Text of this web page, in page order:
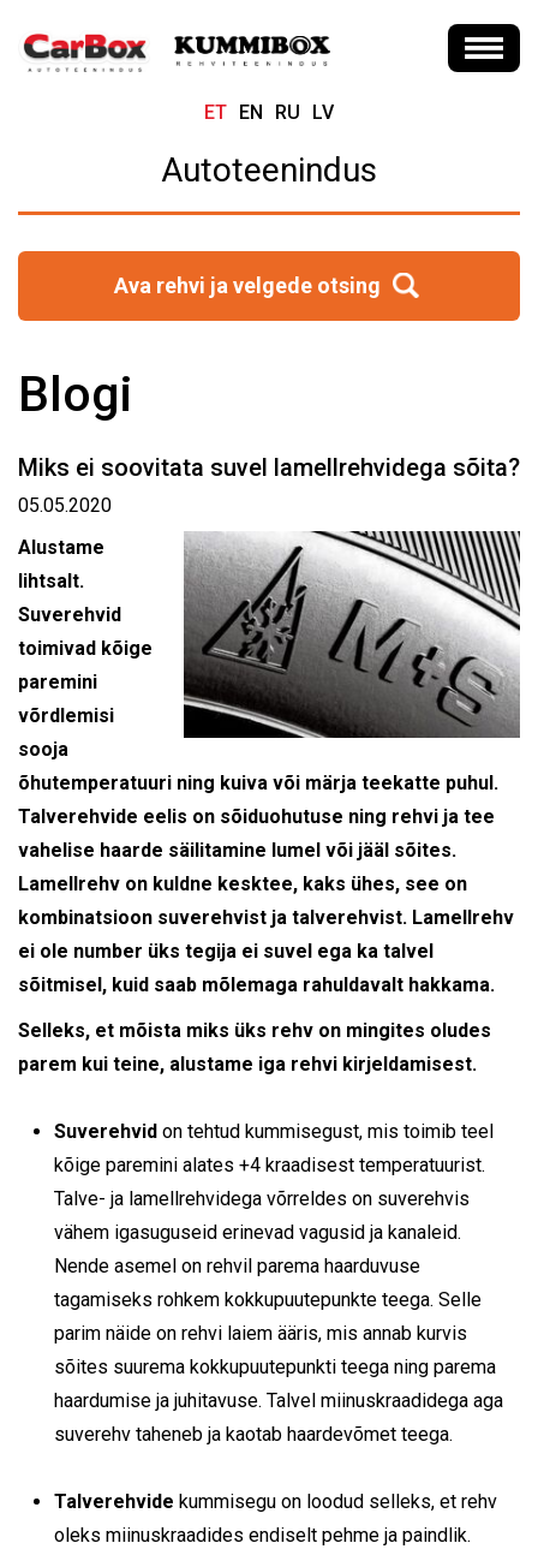
ET EN RU LV
Autoteenindus
Ava rehvi ja velgede otsing
Blogi
Miks ei soovitata suvel lamellrehvidega sõita?
05.05.2020
Alustame
lihtsalt.
Suverehvid
toimivad kõige
paremini
võrdlemisi
sooja
õhutemperatuuri ning kuiva või märja teekatte puhul.
Talverehvide eelis on sõiduohutuse ning rehvi ja tee
vahelise haarde säilitamine lumel või jääl sõites.
Lamellrehv on kuldne kesktee, kaks ühes, see on
kombinatsioon suverehvist ja talverehvist. Lamellrehv
ei ole number üks tegija ei suvel ega ka talvel
sõitmisel, kuid saab mõlemaga rahuldavalt hakkama.
Selleks, et mõista miks üks rehv on mingites oludes
parem kui teine, alustame iga rehvi kirjeldamisest.
Suverehvid on tehtud kummisegust, mis toimib teel
kõige paremini alates +4 kraadisest temperatuurist.
Talve- ja lamellrehvidega võrreldes on suverehvis
vähem igasuguseid erinevad vagusid ja kanaleid.
Nende asemel on rehvil parema haarduvuse
tagamiseks rohkem kokkupuutepunkte teega. Selle
parim näide on rehvi laiem ääris, mis annab kurvis
sõites suurema kokkupuutepunkti teega ning parema
haardumise ja juhitavuse. Talvel miinuskraadidega aga
suverehv taheneb ja kaotab haardevõmet teega.
Talverehvide kummisegu on loodud selleks, et rehv
oleks miinuskraadides endiselt pehme ja paindlik.